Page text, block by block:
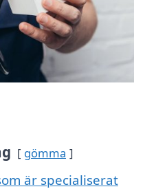
gömma
är specialiserat